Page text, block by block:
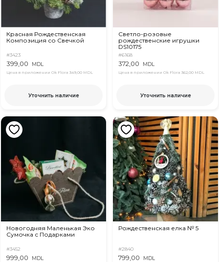
Красная Рождественская
Композиция со Свечкой
#3423
399,00 MDL
Цена в приложении Ok Flora 349,00 MDL
Уточнить наличие
Светло-розовые
рождественские игрушки
DS10175
#6168
372,00 MDL
Цена в приложении Ok Flora 362,00 MDL
Уточнить наличие
Новогодняя Маленькая Эко
Сумочка с Подарками
#3452
999,00 MDL
Рождественская елка № 5
#2840
799,00 MDL